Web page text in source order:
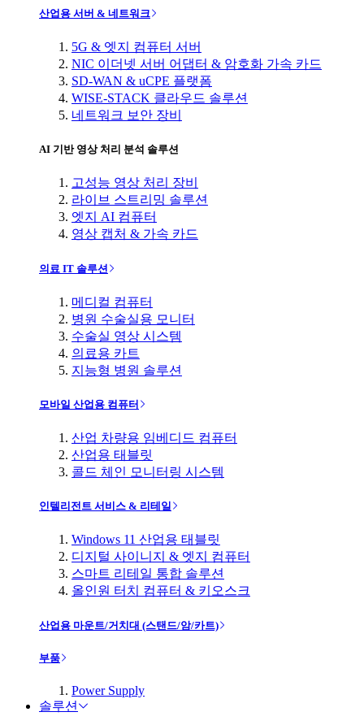
산업용 서버 & 네트워크
5G & 엣지 컴퓨터 서버
NIC 이더넷 서버 어댑터 & 암호화 가속 카드
SD-WAN & uCPE 플랫폼
WISE-STACK 클라우드 솔루션
네트워크 보안 장비
AI 기반 영상 처리 분석 솔루션
고성능 영상 처리 장비
라이브 스트리밍 솔루션
엣지 AI 컴퓨터
영상 캡처 & 가속 카드
의료 IT 솔루션
메디컬 컴퓨터
병원 수술실용 모니터
수술실 영상 시스템
의료용 카트
지능형 병원 솔루션
모바일 산업용 컴퓨터
산업 차량용 임베디드 컴퓨터
산업용 태블릿
콜드 체인 모니터링 시스템
인텔리전트 서비스 & 리테일
Windows 11 산업용 태블릿
디지털 사이니지 & 엣지 컴퓨터
스마트 리테일 통합 솔루션
올인원 터치 컴퓨터 & 키오스크
산업용 마운트/거치대 (스탠드/암/카트)
부품
Power Supply
솔루션